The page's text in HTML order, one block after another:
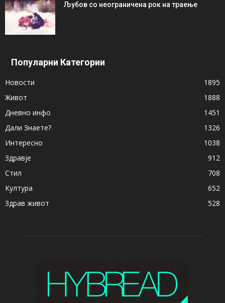
Љубов со неограниченa рок на траење
Популарни Категории
Новости
1895
Живот
1888
Дневно инфо
1451
Дали Знаете?
1326
Интересно
1038
Здравје
912
Стил
708
Култура
652
Здрав живот
528